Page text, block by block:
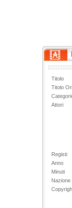
Titolo
Titolo
Attori
Registi
Anno
Minuti
Nazione